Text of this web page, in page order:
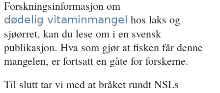
Forskningsinformasjon om
dødelig vitaminmangel hos laks og
sjøørret, kan du lese om i en svensk
publikasjon. Hva som gjør at fisken får denne
mangelen, er fortsatt en gåte for forskerne.
Til slutt tar vi med at bråket rundt NSLs